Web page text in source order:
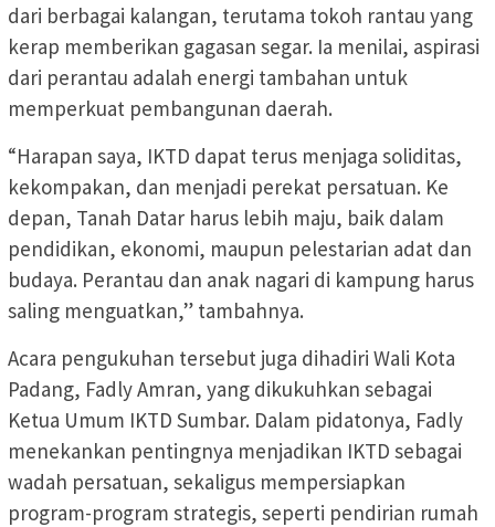
dari berbagai kalangan, terutama tokoh rantau yang
kerap memberikan gagasan segar. Ia menilai, aspirasi
dari perantau adalah energi tambahan untuk
memperkuat pembangunan daerah.
“Harapan saya, IKTD dapat terus menjaga soliditas,
kekompakan, dan menjadi perekat persatuan. Ke
depan, Tanah Datar harus lebih maju, baik dalam
pendidikan, ekonomi, maupun pelestarian adat dan
budaya. Perantau dan anak nagari di kampung harus
saling menguatkan,” tambahnya.
Acara pengukuhan tersebut juga dihadiri Wali Kota
Padang, Fadly Amran, yang dikukuhkan sebagai
Ketua Umum IKTD Sumbar. Dalam pidatonya, Fadly
menekankan pentingnya menjadikan IKTD sebagai
wadah persatuan, sekaligus mempersiapkan
program-program strategis, seperti pendirian rumah